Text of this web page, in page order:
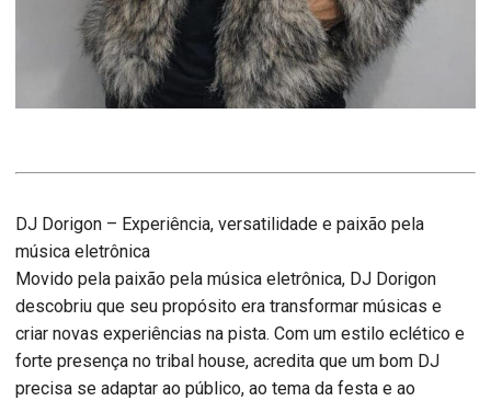
DJ Dorigon – Experiência, versatilidade e paixão pela
música eletrônica
Movido pela paixão pela música eletrônica, DJ Dorigon
descobriu que seu propósito era transformar músicas e
criar novas experiências na pista. Com um estilo eclético e
forte presença no tribal house, acredita que um bom DJ
precisa se adaptar ao público, ao tema da festa e ao